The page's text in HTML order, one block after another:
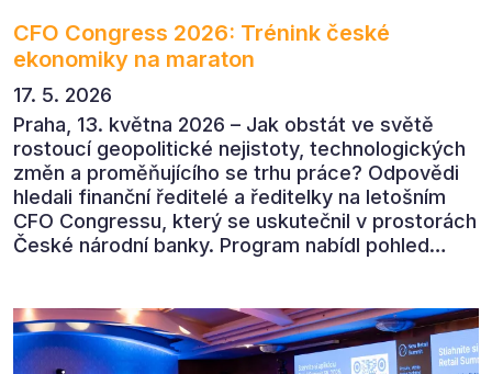
CFO Congress 2026: Trénink české
ekonomiky na maraton
17. 5. 2026
Praha, 13. května 2026 – Jak obstát ve světě
rostoucí geopolitické nejistoty, technologických
změn a proměňujícího se trhu práce? Odpovědi
hledali finanční ředitelé a ředitelky na letošním
CFO Congressu, který se uskutečnil v prostorách
České národní banky. Program nabídl pohled
automatizaci, leadership i budoucnost role CFO.